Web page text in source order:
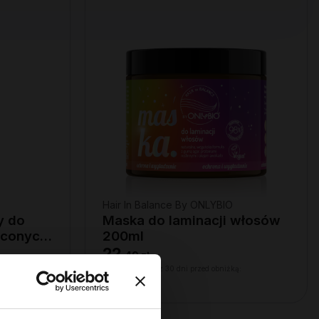
do
Maska do laminacji włosów
200ml
22,49 zł
22,49 zł